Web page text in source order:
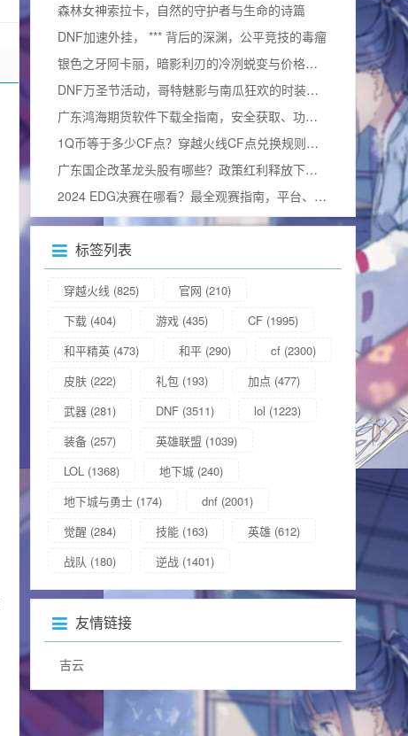
森林女神索拉卡，自然的守护者与生命的诗篇
DNF加速外挂， *** 背后的深渊，公平竞技的毒瘤
银色之牙阿卡丽，暗影利刃的冷冽蜕变与价格询问
DNF万圣节活动，哥特魅影与南瓜狂欢的时装奇幻碰撞
广东鸿海期货软件下载全指南，安全获取、功能解析与使用技巧
1Q币等于多少CF点？穿越火线CF点兑换规则与实用攻略详解
广东国企改革龙头股有哪些？政策红利释放下的价值重估与布局窗口解析
2024 EDG决赛在哪看？最全观赛指南，平台、细节及视频观看方式汇总
标签列表
穿越火线 (825) 官网 (210)
下载 (404) 游戏 (435) CF (1995)
和平精英 (473) 和平 (290) cf (2300)
皮肤 (222) 礼包 (193) 加点 (477)
武器 (281) DNF (3511) lol (1223)
装备 (257) 英雄联盟 (1039)
LOL (1368) 地下城 (240)
地下城与勇士 (174) dnf (2001)
觉醒 (284) 技能 (163) 英雄 (612)
战队 (180) 逆战 (1401)
友情链接
吉云